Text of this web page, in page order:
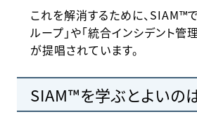
これを解消するために、SIAM™
ループ」や「統合インシデント管
が提唱されています。
SIAM™を学ぶとよいの